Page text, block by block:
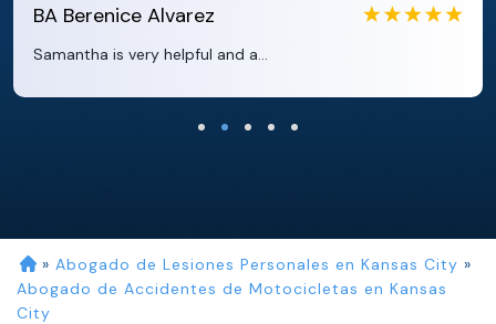
EB Eboni Bowie
Clara extremely helpful and ve...
» Abogado de Lesiones Personales en Kansas City »
Abogado de Accidentes de Motocicletas en Kansas
City